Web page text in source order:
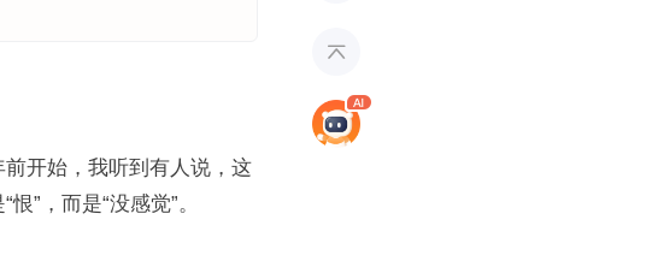
开始，我听到有人说，这
”，而是“没感觉”。
